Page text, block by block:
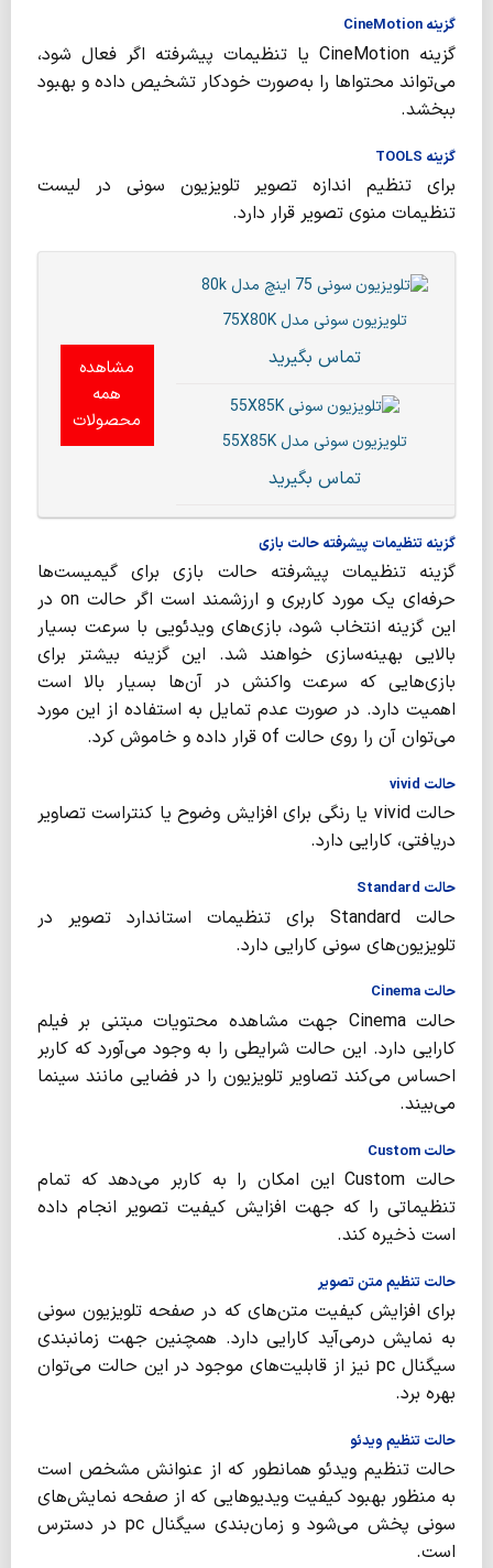
گزینه CineMotion
گزینه CineMotion یا تنظیمات پیشرفته اگر فعال شود،
می‌تواند محتوا‌ها را به‌صورت خودکار تشخیص داده و بهبود
ببخشد.
گزینه TOOLS
برای تنظیم اندازه تصویر تلویزیون سونی در لیست
تنظیمات منوی تصویر قرار دارد.
تلویزیون سونی مدل 75X80K
تماس بگیرید
تلویزیون سونی مدل 55X85K
تماس بگیرید
مشاهده
همه
محصولات
گزینه تنظیمات پیشرفته حالت بازی
گزینه تنظیمات پیشرفته حالت بازی برای گیمیست‌ها
حرفه‌ای یک مورد کاربری و ارزشمند است اگر حالت on در
این گزینه انتخاب شود، بازی‌های ویدئویی با سرعت بسیار
بالایی بهینه‌سازی خواهند شد. این گزینه بیشتر برای
بازی‌هایی که سرعت واکنش در آن‌ها بسیار بالا است
اهمیت دارد. در صورت عدم تمایل به استفاده از این مورد
می‌توان آن را روی حالت of قرار داده و خاموش کرد.
حالت vivid
حالت vivid یا رنگی برای افزایش وضوح یا کنتراست تصاویر
دریافتی، کارایی دارد.
حالت Standard
حالت Standard برای تنظیمات استاندارد تصویر در
تلویزیون‌های سونی کارایی دارد.
حالت Cinema
حالت Cinema جهت مشاهده محتویات مبتنی بر فیلم
کارایی دارد. این حالت شرایطی را به وجود می‌آورد که کاربر
احساس می‌کند تصاویر تلویزیون را در فضایی مانند سینما
می‌بیند.
حالت Custom
حالت Custom این امکان را به کاربر می‌دهد که تمام
تنظیماتی را که جهت افزایش کیفیت تصویر انجام داده
است ذخیره کند.
حالت تنظیم متن تصویر
برای افزایش کیفیت متن‌های که در صفحه تلویزیون سونی
به نمایش درمی‌آید کارایی دارد. همچنین جهت زمانبندی
سیگنال pc نیز از قابلیت‌های موجود در این حالت می‌توان
بهره برد.
حالت تنظیم ویدئو
حالت تنظیم ویدئو همانطور که از عنوانش مشخص است
به منظور بهبود کیفیت ویدیوهایی که از صفحه نمایش‌های
سونی پخش می‌شود و زمان‌بندی سیگنال pc در دسترس
است.